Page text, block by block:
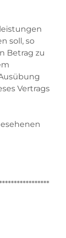
soll, so
Betrag zu
Vertrags